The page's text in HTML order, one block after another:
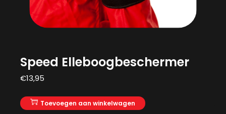
Speed Elleboogbeschermer
€13,95
Toevoegen aan winkelwagen